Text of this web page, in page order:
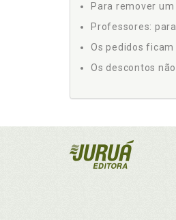
Para remover
Professores:
Os pedidos
Os descontos